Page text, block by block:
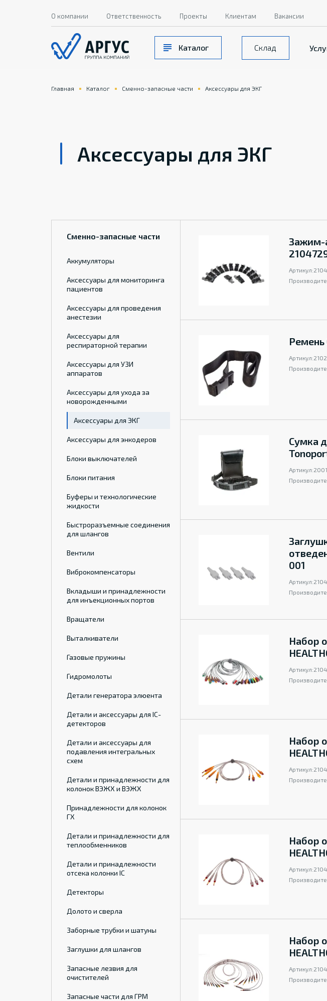
Каталог Склад
О компании Ответственность Проекты Клиентам Вакансии
Главная Каталог Сменно-запасные части Аксессуары для ЭКГ
Аксессуары для ЭКГ
Сменно-запасные части
Аккумуляторы
Аксессуары для мониторинга
пациентов
Аксессуары для проведения
анестезии
Аксессуары для
респираторной терапии
Аксессуары для УЗИ
аппаратов
Аксессуары для ухода за
новорожденными
Аксессуары для ЭКГ
Аксессуары для энкодеров
Блоки выключателей
Блоки питания
Буферы и технологические
жидкости
Быстроразъемные соединения
для шлангов
Вентили
Виброкомпенсаторы
Вкладыши и принадлежности
для инъекционных портов
Вращатели
Выталкиватели
Газовые пружины
Гидромолоты
Детали генератора элюента
Детали и аксессуары для IC-
детекторов
Детали и аксессуары для
подавления интегральных
схем
Детали и принадлежности для
колонок ВЭЖХ и ВЭЖХ
Принадлежности для колонок
ГХ
Детали и принадлежности для
теплообменников
Детали и принадлежности
отсека колонки IC
Детекторы
Долото и сверла
Заборные трубки и шатуны
Заглушки для шлангов
Запасные лезвия для
очистителей
Запасные части для ГРМ
Зажим-
Артикул:
Ремень
Артикул:
Сумка
Артикул:
001
Артикул:
Набор
Артикул:
Набор
Артикул:
Набор
Артикул:
Набор
Артикул: